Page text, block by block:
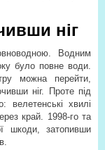
ніг
Водним
було повне води.
можна перейти,
ніг. Проте під
велетенські хвилі
край. 1998-го та
шкоди, затопивши